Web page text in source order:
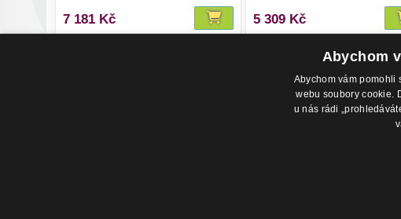
7 181 Kč 5 309 Kč
Abychom
Abychom vám pomohli
webu soubory cookie.
u nás rádi